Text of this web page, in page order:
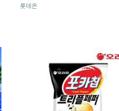
롯데온